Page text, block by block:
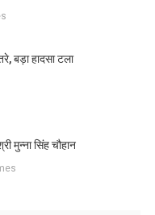
बड़ा हादसा टला
मुन्ना सिंह चौहान